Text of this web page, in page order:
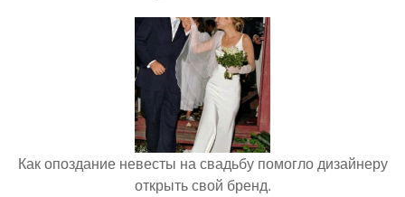
Как опоздание невесты на свадьбу помогло дизайнеру
открыть свой бренд.